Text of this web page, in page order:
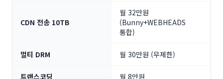
CDN 전송 10TB
월 32만원
(Bunny+WEBHEADS
통합)
멀티 DRM 월 30만원 (무제한)
트랜스코딩 월 8만원